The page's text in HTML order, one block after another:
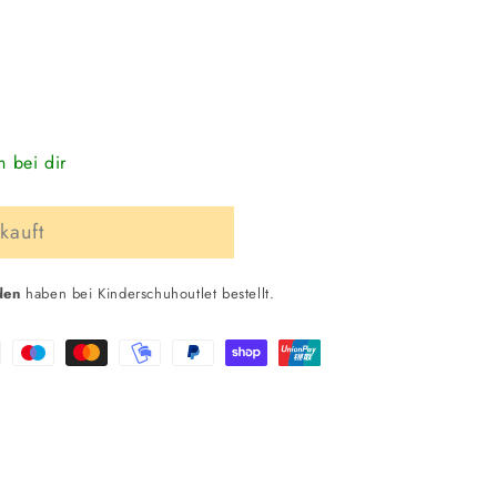
bei dir
haben bei Kinderschuhoutlet bestellt.